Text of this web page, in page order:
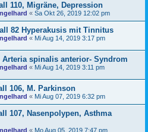
110, Migräne, Depression
« Sa Okt 26, 2019 12:02 pm
82 Hyperakusis mit Tinnitus
« Mi Aug 14, 2019 3:17 pm
Arteria spinalis anterior- Syndrom
« Mi Aug 14, 2019 3:11 pm
106, M. Parkinson
« Mi Aug 07, 2019 6:32 pm
107, Nasenpolypen, Asthma
« Mo Aug 05, 2019 7:47 pm